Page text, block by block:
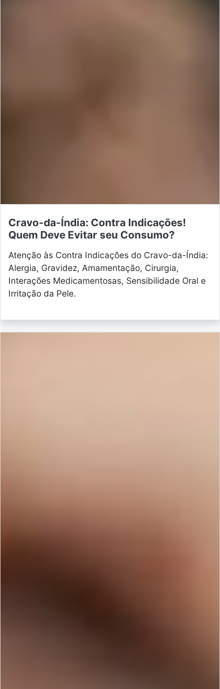
Cravo-da-Índia: Contra Indicações!
Quem Deve Evitar seu Consumo?
Atenção às Contra Indicações do Cravo-da-Índia:
Alergia, Gravidez, Amamentação, Cirurgia,
Interações Medicamentosas, Sensibilidade Oral e
Irritação da Pele.